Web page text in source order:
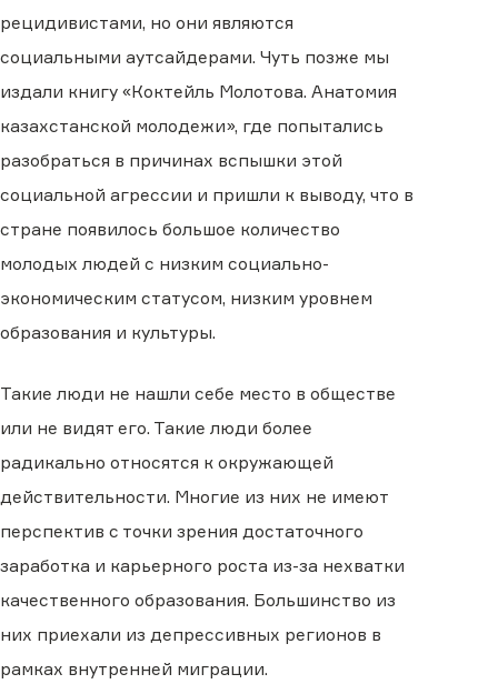
рецидивистами, но они являются
социальными аутсайдерами. Чуть позже мы
издали книгу «Коктейль Молотова. Анатомия
казахстанской молодежи», где попытались
разобраться в причинах вспышки этой
социальной агрессии и пришли к выводу, что в
стране появилось большое количество
молодых людей с низким социально-
экономическим статусом, низким уровнем
образования и культуры.
Такие люди не нашли себе место в обществе
или не видят его. Такие люди более
радикально относятся к окружающей
действительности. Многие из них не имеют
перспектив с точки зрения достаточного
заработка и карьерного роста из-за нехватки
качественного образования. Большинство из
них приехали из депрессивных регионов в
рамках внутренней миграции.